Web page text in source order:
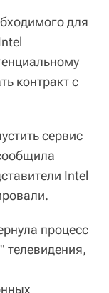
для
контракт с
сервис
Intel
процесс
телевидения,